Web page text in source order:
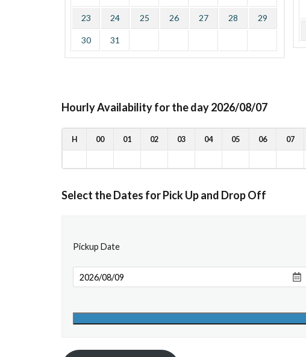
23 24 25 26 27 28 29
30 31
Hourly Availability for the day 2026/08/07
H 00 01 02 03 04 05 06 07
Select the Dates for Pick Up and Drop Off
Pickup Date